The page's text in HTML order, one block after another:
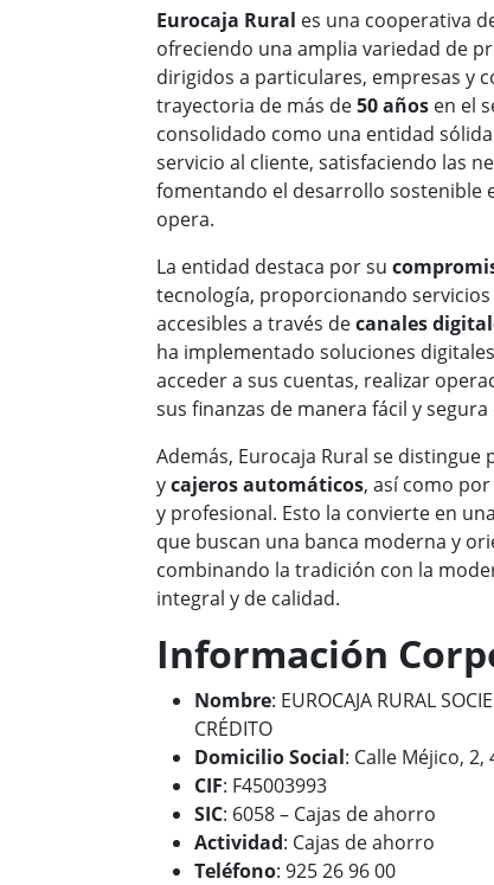
Eurocaja Rural es una cooperativa
ofreciendo una amplia variedad de
dirigidos a particulares, empresas y
trayectoria de más de50 años en el
consolidado como una entidad
servicio al cliente, satisfaciendo las
fomentando el desarrollo sostenible
opera.
La entidad destaca por su
tecnología, proporcionando
accesibles a través decanales
ha implementado soluciones
acceder a sus cuentas, realizar
sus finanzas de manera fácil y
Además, Eurocaja Rural se distingue
ycajeros automáticos, así como
y profesional. Esto la convierte en
que buscan una banca moderna y
combinando la tradición con la
integral y de calidad.
Información
Nombre: EUROCAJA RURAL
CRÉDITO
Domicilio Social: Calle Méjico, 2,
CIF: F45003993
SIC: 6058 – Cajas de ahorro
Actividad: Cajas de ahorro
Teléfono: 925 26 96 00